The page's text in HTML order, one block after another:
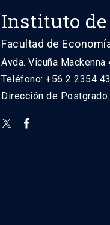
Instituto
Facultad de
Avda. Vicuña
Teléfono: +56 2 2354
Dirección de